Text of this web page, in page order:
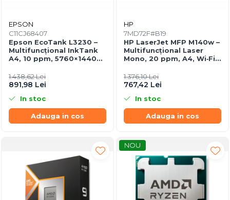
EPSON
C11CJ68407
Epson EcoTank L3230 –
Multifuncțional InkTank
A4, 10 ppm, 5760×1440
1.438,62 Lei
891,98 Lei
In stoc
Adauga in cos
HP
7MD72F#B19
HP LaserJet MFP M140w –
Multifuncțional Laser
Mono, 20 ppm, A4, Wi‑Fi,
1.376,10 Lei
767,42 Lei
In stoc
Adauga in cos
NOU